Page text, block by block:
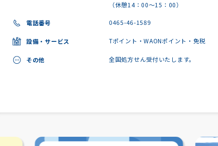
（休憩14：00～15：00）
電話番号 0465-46-1589
設備・サービス Tポイント・WAONポイント・免税
その他 全国処方せん受付いたします。